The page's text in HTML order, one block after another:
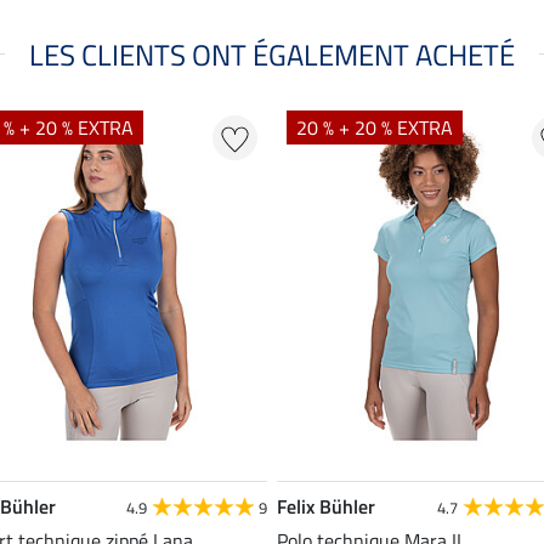
LES CLIENTS ONT ÉGALEMENT ACHETÉ
+ 20 % EXTRA
4.9 9
20 % + 20 % EXTRA
Felix Bühler 4.7